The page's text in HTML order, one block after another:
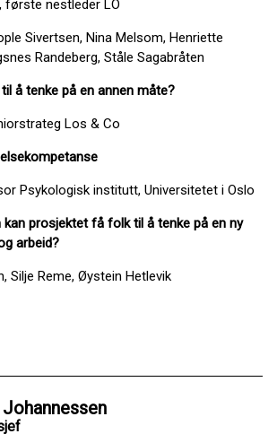
første nestleder LO
Sivertsen, Nina Melsom, Henriette
Randeberg, Ståle Sagabråten
å tenke på en annen måte?
Los & Co
Psykologisk institutt, Universitetet i Oslo
kan prosjektet få folk til å tenke på en ny
arbeid?
Silje Reme, Øystein Hetlevik